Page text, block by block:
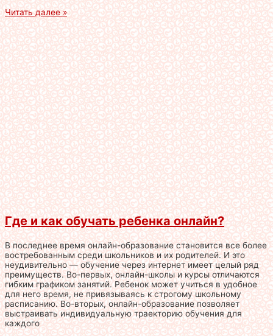
Читать далее »
Где и как обучать ребенка онлайн?
В последнее время онлайн-образование становится все более
востребованным среди школьников и их родителей. И это
неудивительно — обучение через интернет имеет целый ряд
преимуществ. Во-первых, онлайн-школы и курсы отличаются
гибким графиком занятий. Ребенок может учиться в удобное
для него время, не привязываясь к строгому школьному
расписанию. Во-вторых, онлайн-образование позволяет
выстраивать индивидуальную траекторию обучения для
каждого